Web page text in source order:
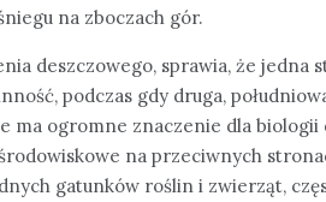
na zboczach gór.
deszczowego, sprawia, że jedna
podczas gdy druga,
ma ogromne znaczenie dla biologii
na przeciwnych
gatunków roślin i zwierząt,